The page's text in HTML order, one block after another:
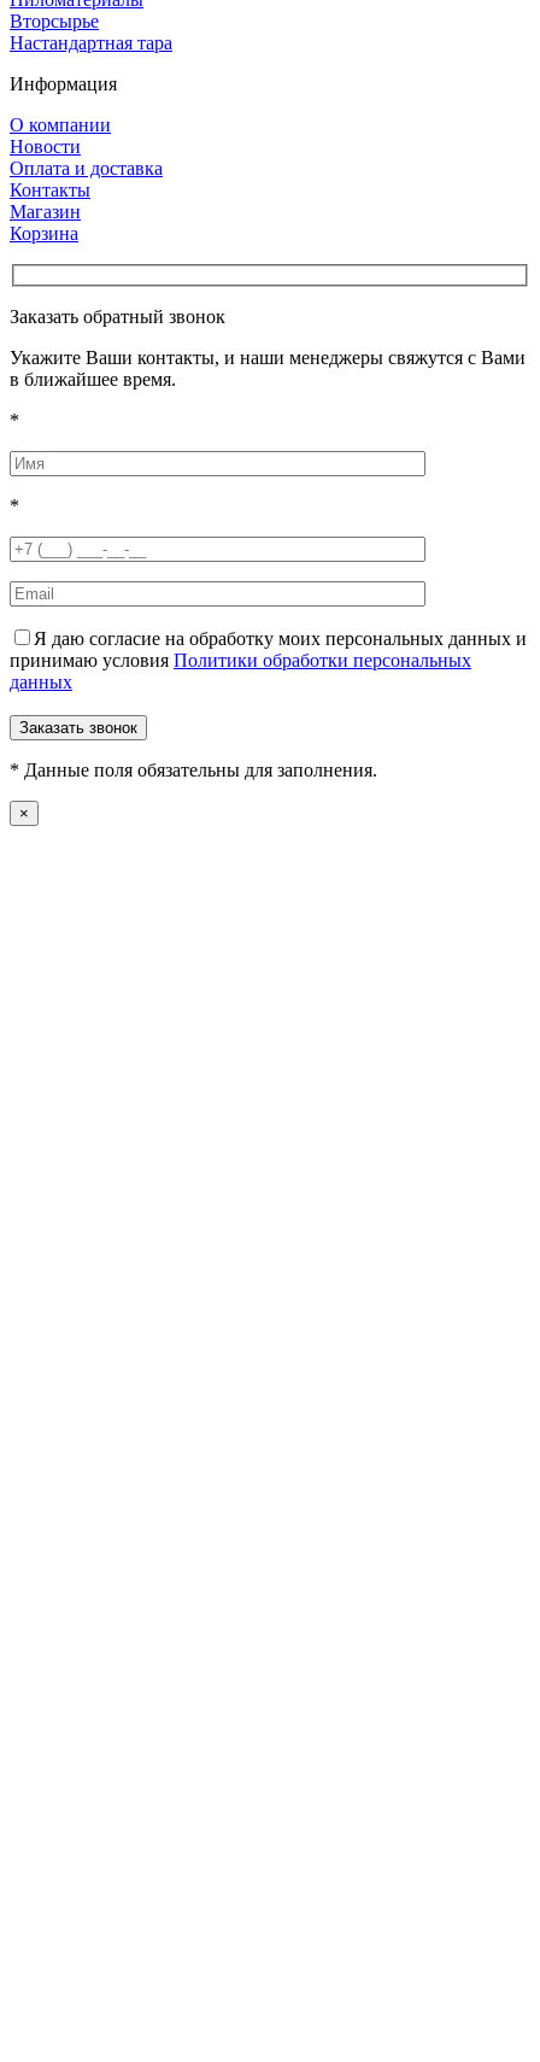
Вторсырье
Настандартная тара
Информация
О компании
Новости
Оплата и доставка
Контакты
Магазин
Корзина
Заказать обратный звонок
Укажите Ваши контакты, и наши менеджеры свяжутся с Вами
в ближайшее время.
*
*
Я даю согласие на обработку моих персональных данных и
принимаю условия Политики обработки персональных
данных
* Данные поля обязательны для заполнения.
×